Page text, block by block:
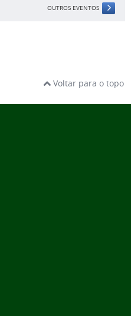
OUTROS EVENTOS
Voltar para o topo